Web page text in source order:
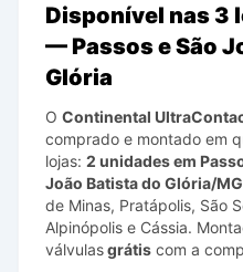
Disponível nas 3
— Passos e São
Glória
O Continental
comprado e montado em
lojas: 2 unidades em
João Batista do Glória/MG
de Minas, Pratápolis, São
Alpinópolis e Cássia.
válvulasgrátis com a